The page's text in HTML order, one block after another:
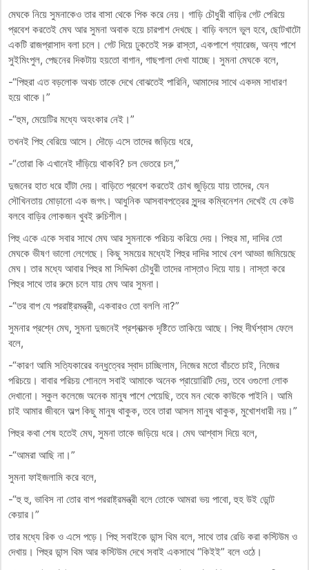
মেঘকে নিয়ে সুমনাকেও তার বাসা থেকে পিক করে নেয়। গাড়ি চৌধুরী বাড়ির গেট পেরিয়ে
প্রবেশ করতেই মেঘ আর সুমনা অবাক হয়ে চারপাশ দেখছে। বাড়ি বললে ভুল হবে, ছোটখাটো
একটি রাজপ্রাসাদ বলা চলে। গেট দিয়ে ঢুকতেই সরু রাস্তা, একপাশে গ্যারেজ, অন্য পাশে
সুইমিংপুল, পেছনের দিকটায় হয়তো বাগান, গাছপালা দেখা যাচ্ছে। সুমনা মেঘকে বলে,
-“পিহুরা এত বড়লোক অথচ তাকে দেখে বোঝতেই পারিনি, আমাদের সাথে একদম সাধারণ
হয়ে থাকে।”
-“হুম, মেয়েটির মধ্যে অহংকার নেই।”
তখনই পিহু বেরিয়ে আসে। দৌড়ে এসে তাদের জড়িয়ে ধরে,
-“তোরা কি এখানেই দাঁড়িয়ে থাকবি? চল ভেতরে চল,”
দুজনের হাত ধরে হাঁটা দেয়। বাড়িতে প্রবেশ করতেই চোখ জুড়িয়ে যায় তাদের, যেন
সৌখিনতায় মোড়ানো এক জগৎ। আধুনিক আসবাবপত্রের সুন্দর কম্বিনেশন দেখেই যে কেউ
বলবে বাড়ির লোকজন খুবই রুচিশীল।
পিহু একে একে সবার সাথে মেঘ আর সুমনাকে পরিচয় করিয়ে দেয়। পিহুর মা, দাদির তো
মেঘকে ভীষণ ভালো লেগেছে। কিছু সময়ের মধ্যেই পিহুর দাদির সাথে বেশ আড্ডা জমিয়েছে
মেঘ। তার মধ্যে আবার পিহুর মা সিদ্দিকা চৌধুরী তাদের নাস্তাও দিয়ে যায়। নাস্তা করে
পিহুর সাথে তার রুমে চলে যায় মেঘ আর সুমনা।
-“তর বাপ যে পররাষ্ট্রমন্ত্রী, একবারও তো বললি না?”
সুমনার প্রশ্নে মেঘ, সুমনা দুজনেই প্রশ্নাত্মক দৃষ্টিতে তাকিয়ে আছে। পিহু দীর্ঘশ্বাস ফেলে
বলে,
-“কারণ আমি সত্যিকারের বন্ধুত্বের স্বাদ চাচ্ছিলাম, নিজের মতো বাঁচতে চাই, নিজের
পরিচয়ে। বাবার পরিচয় শোনলে সবাই আমাকে অনেক প্রায়োরিটি দেয়, তবে ওগুলো লোক
দেখানো। স্কুল কলেজে অনেক মানুষ পাশে পেয়েছি, তবে মন থেকে কাউকে পাইনি। আমি
চাই আমার জীবনে অল্প কিছু মানুষ থাকুক, তবে তারা আসল মানুষ থাকুক, মুখোশধারী নয়।”
পিহুর কথা শেষ হতেই মেঘ, সুমনা তাকে জড়িয়ে ধরে। মেঘ আশ্বাস দিয়ে বলে,
-“আমরা আছি না।”
সুমনা ফাইজলামি করে বলে,
-“হু হু, ভাবিস না তোর বাপ পররাষ্ট্রমন্ত্রী বলে তোকে আমরা ভয় পাবো, হুহ উই ডোন্ট
কেয়ার।”
তার মধ্যে রিক ও এসে পড়ে। পিহু সবাইকে ডান্স থিম বলে, সাথে তার রেডি করা কস্টিউম ও
দেখায়। পিহুর ডান্স থিম আর কস্টিউম দেখে সবাই একসাথে “কিইই” বলে ওঠে।